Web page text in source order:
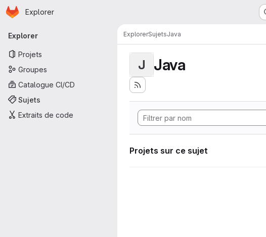
Passer au contenu principal
Page d'accueil
Explorer
Navigation principale
Explorer
Projets
Groupes
Catalogue CI/CD
Sujets
Extraits de code
ExplorerSujetsJava
J Java
Projets sur ce sujet